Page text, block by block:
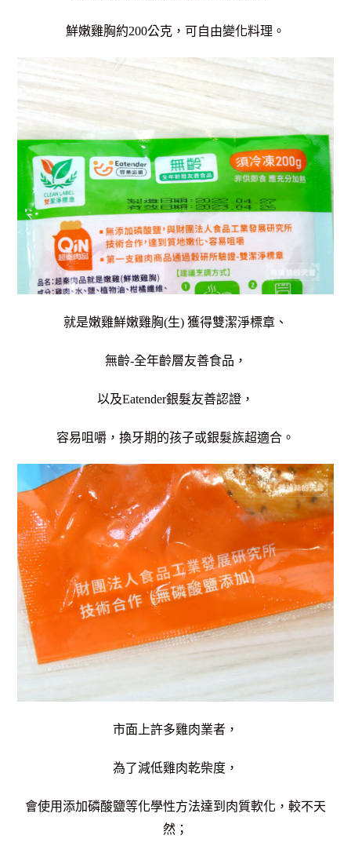
鮮嫩雞胸約200公克，可自由變化料理。
就是嫩雞鮮嫩雞胸(生) 獲得雙潔淨標章、
無齡-全年齡層友善食品，
以及Eatender銀髮友善認證，
容易咀嚼，換牙期的孩子或銀髮族超適合。
市面上許多雞肉業者，
為了減低雞肉乾柴度，
會使用添加磷酸鹽等化學性方法達到肉質軟化， 較不天
然；